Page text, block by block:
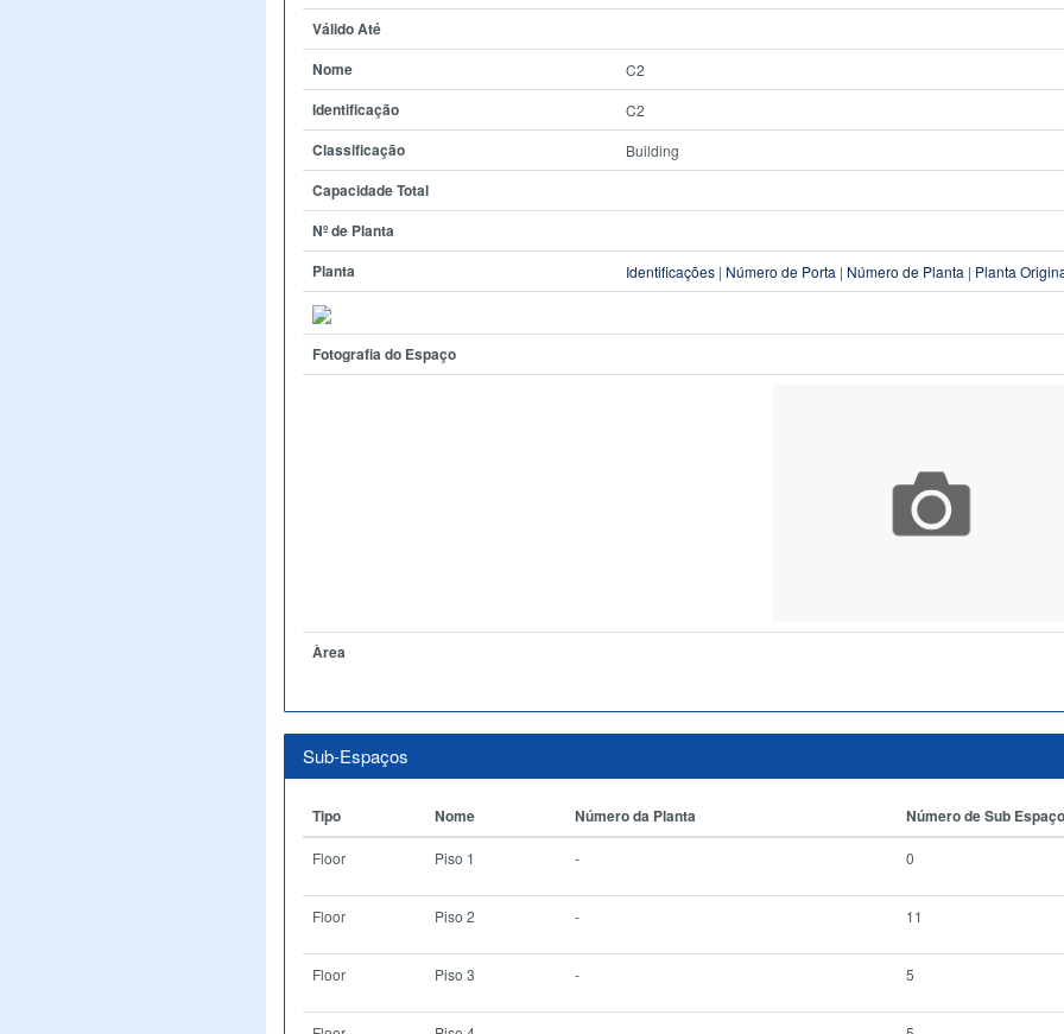
Válido Até
Nome
C2
Identificação C2
Classificação Building
Capacidade Total
Nº de Planta
Planta
Identificações | Número de Porta | Número de Planta | Planta
Fotografia do Espaço
Àrea
Sub-Espaços
Tipo Nome Número da Planta Número de Sub
Floor Piso 1 - 0
Floor Piso 2 - 11
Floor Piso 3 - 5